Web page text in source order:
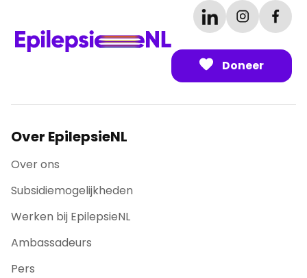
Doneer
Over EpilepsieNL
Over ons
Subsidiemogelijkheden
Werken bij EpilepsieNL
Ambassadeurs
Pers